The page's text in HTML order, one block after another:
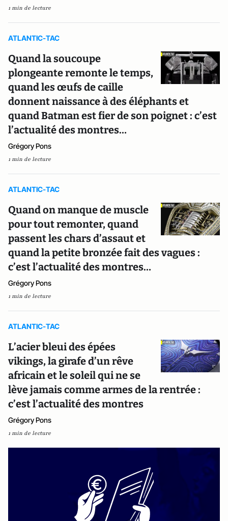
1 min de lecture
ATLANTIC-TAC
Quand la soucoupe
plongeante remonte le temps,
quand les œufs de caille
donnent naissance à des éléphants et
quand Batman est fier de son poignet : c’est
l’actualité des montres…
Grégory Pons
1 min de lecture
ATLANTIC-TAC
Quand on manque de muscle
pour tout remonter, quand
passent les chars d’assaut et
quand la petite bronzée fait des vagues :
c’est l’actualité des montres…
Grégory Pons
1 min de lecture
ATLANTIC-TAC
L’acier bleui des épées
vikings, la girafe d’un rêve
africain et le soleil qui ne se
lève jamais comme armes de la rentrée :
c’est l’actualité des montres
Grégory Pons
1 min de lecture